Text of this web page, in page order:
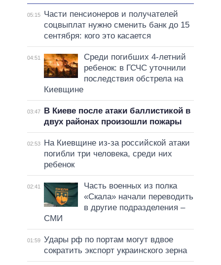
05:15
Части пенсионеров и получателей
соцвыплат нужно сменить банк до 15
сентября: кого это касается
04:51
Среди погибших 4-летний
ребенок: в ГСЧС уточнили
последствия обстрела на
Киевщине
03:47
В Киеве после атаки баллистикой в
двух районах произошли пожары
02:53
На Киевщине из-за российской атаки
погибли три человека, среди них
ребенок
02:41
Часть военных из полка
«Скала» начали переводить
в другие подразделения –
СМИ
01:59 Удары рф по портам могут вдвое
сократить экспорт украинского зерна